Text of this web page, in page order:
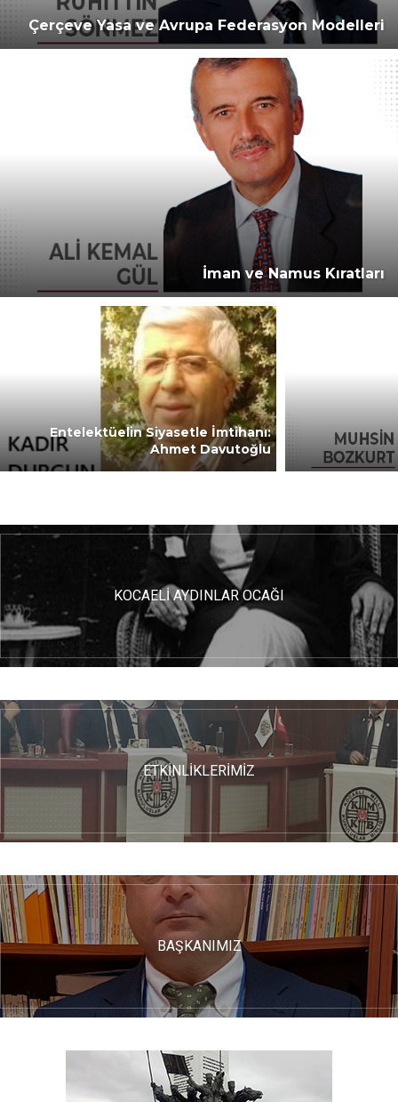
Çerçeve Yasa ve Avrupa Federasyon Modelleri
İman ve Namus Kıratları
Entelektüelin Siyasetle İmtihanı:
Ahmet Davutoğlu
KOCAELİ AYDINLAR OCAĞI
ETKİNLİKLERİMİZ
BAŞKANIMIZ